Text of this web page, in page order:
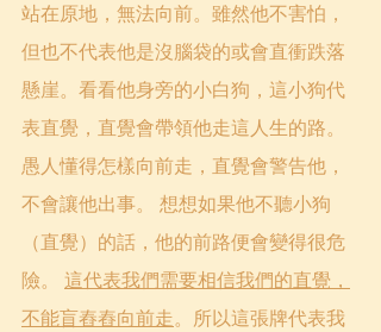
站在原地，無法向前。雖然他不害怕，
但也不代表他是沒腦袋的或會直衝跌落
懸崖。看看他身旁的小白狗，這小狗代
表直覺，直覺會帶領他走這人生的路。
愚人懂得怎樣向前走，直覺會警告他，
不會讓他出事。 想想如果他不聽小狗
（直覺）的話，他的前路便會變得很危
險。 這代表我們需要相信我們的直覺，
不能盲舂舂向前走。所以這張牌代表我